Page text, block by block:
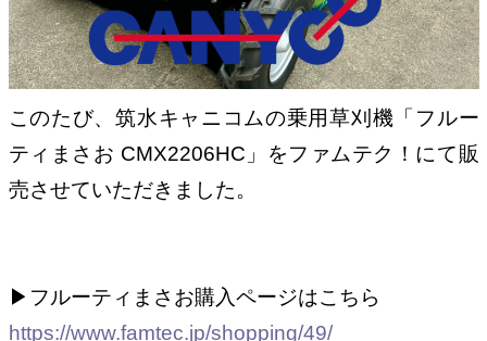
このたび、筑水キャニコムの乗用草刈機「フルー
ティまさお CMX2206HC」をファムテク！にて販
売させていただきました。
▶︎フルーティまさお購入ページはこちら
https://www.famtec.jp/shopping/49/